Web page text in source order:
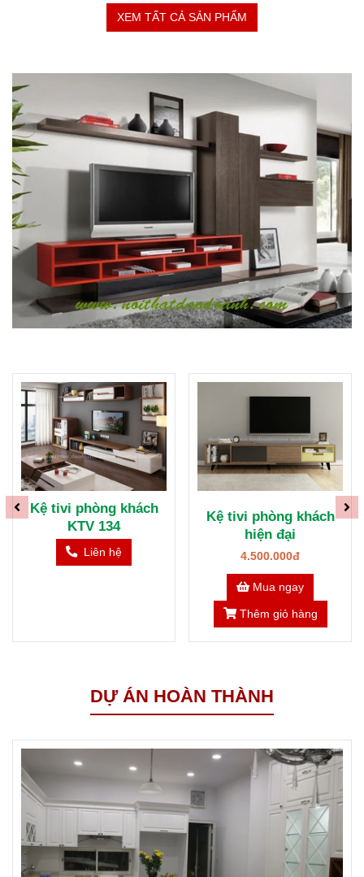
XEM TẤT CẢ SẢN PHẨM
Kệ tivi phòng khách
hiện đại
4.500.000đ
Kệ tivi cao cấp cho
phòng khách KTV132
Liên hệ
DỰ ÁN HOÀN THÀNH